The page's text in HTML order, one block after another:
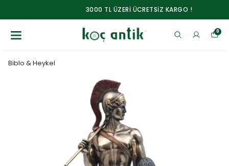
3000 TL ÜZERİ ÜCRETSİZ KARGO !
0
Biblo & Heykel